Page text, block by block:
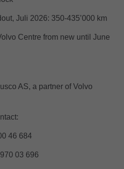
Juli 2026: 350-435’000 km
Centre from new until June
AS, a partner of Volvo
46 684
03 696